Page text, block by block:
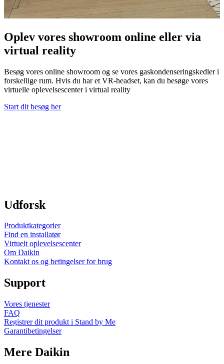
Oplev vores showroom online eller via
virtual reality
Besøg vores online showroom og se vores gaskondenseringskedler i
forskellige rum. Hvis du har et VR-headset, kan du besøge vores
virtuelle oplevelsescenter i virtual reality
Start dit besøg her
Udforsk
Produktkategorier
Find en installatør
Virtuelt oplevelsescenter
Om Daikin
Kontakt os og betingelser for brug
Support
Vores tjenester
FAQ
Registrer dit produkt i Stand by Me
Garantibetingelser
Mere Daikin